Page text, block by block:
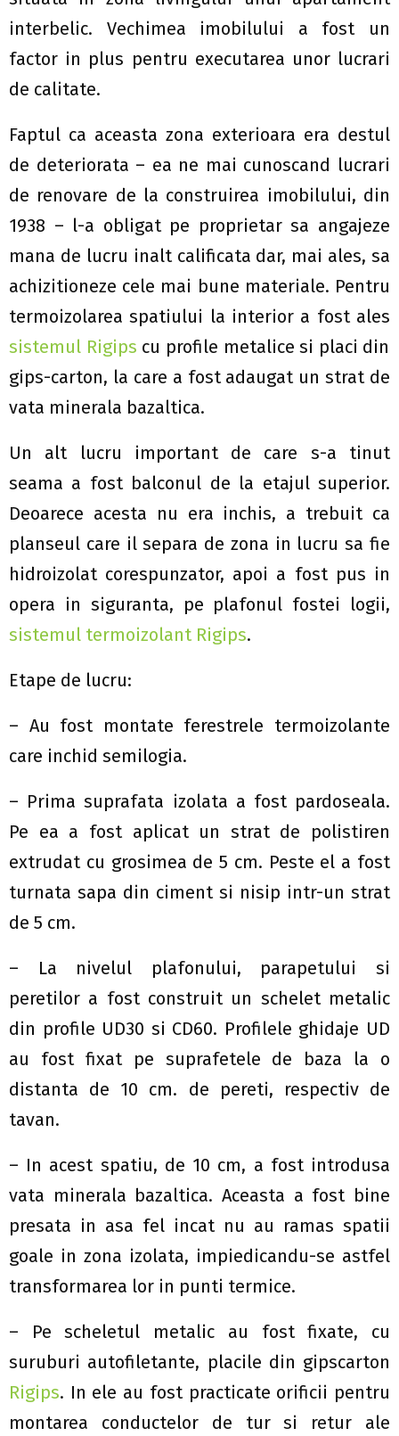
interbelic. Vechimea imobilului a fost un
factor in plus pentru executarea unor lucrari
de calitate.
Faptul ca aceasta zona exterioara era destul
de deteriorata – ea ne mai cunoscand lucrari
de renovare de la construirea imobilului, din
1938 – l-a obligat pe proprietar sa angajeze
mana de lucru inalt calificata dar, mai ales, sa
achizitioneze cele mai bune materiale. Pentru
termoizolarea spatiului la interior a fost ales
sistemul Rigips cu profile metalice si placi din
gips-carton, la care a fost adaugat un strat de
vata minerala bazaltica.
Un alt lucru important de care s-a tinut
seama a fost balconul de la etajul superior.
Deoarece acesta nu era inchis, a trebuit ca
planseul care il separa de zona in lucru sa fie
hidroizolat corespunzator, apoi a fost pus in
opera in siguranta, pe plafonul fostei logii,
sistemul termoizolant Rigips.
Etape de lucru:
– Au fost montate ferestrele termoizolante
care inchid semilogia.
– Prima suprafata izolata a fost pardoseala.
Pe ea a fost aplicat un strat de polistiren
extrudat cu grosimea de 5 cm. Peste el a fost
turnata sapa din ciment si nisip intr-un strat
de 5 cm.
– La nivelul plafonului, parapetului si
peretilor a fost construit un schelet metalic
din profile UD30 si CD60. Profilele ghidaje UD
au fost fixat pe suprafetele de baza la o
distanta de 10 cm. de pereti, respectiv de
tavan.
– In acest spatiu, de 10 cm, a fost introdusa
vata minerala bazaltica. Aceasta a fost bine
presata in asa fel incat nu au ramas spatii
goale in zona izolata, impiedicandu-se astfel
transformarea lor in punti termice.
– Pe scheletul metalic au fost fixate, cu
suruburi autofiletante, placile din gipscarton
Rigips. In ele au fost practicate orificii pentru
montarea conductelor de tur si retur ale